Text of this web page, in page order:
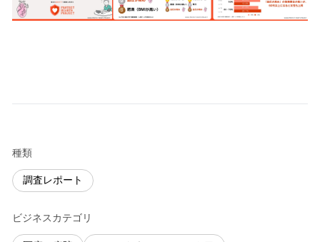
種類
調査レポート
ビジネスカテゴリ